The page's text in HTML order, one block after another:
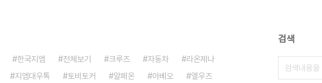
한국지엠 전체보기 크루즈 자동차
라온제나
지엠대우톡 토비토커 알페온 아베오
엘우즈
검색